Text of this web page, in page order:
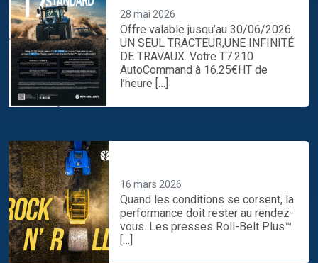
28 mai 2026
Offre valable jusqu’au 30/06/2026.
UN SEUL TRACTEUR,UNE INFINITÉ
DE TRAVAUX. Votre T7.210
AutoCommand à 16.25€HT de
l’heure […]
16 mars 2026
Quand les conditions se corsent, la
performance doit rester au rendez-
vous. Les presses Roll-Belt Plus™
[…]